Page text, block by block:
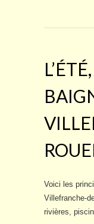
Voici les
Villefranche-
rivières,